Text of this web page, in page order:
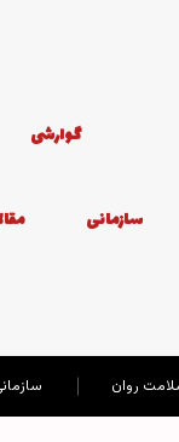
گوارشی
سازمانی
روان